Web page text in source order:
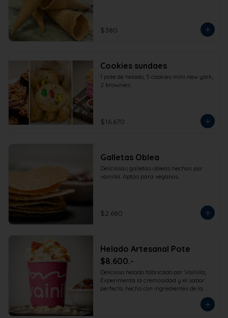
$380
Cookies sundaes
1 pote de helado, 5 cookies mini new york,
2 brownies.
$16.670
Galletas Oblea
Deliciosas galletas obleas hechas por
vainilla. Aptas para veganos.
$2.680
Helado Artesanal Pote
$8.600.-
Delicioso helado fabricado por Vainilla,
Experimenta la cremosidad y el sabor
perfecto, hecho con ingredientes de la
más alta calidad para que disfrutes en